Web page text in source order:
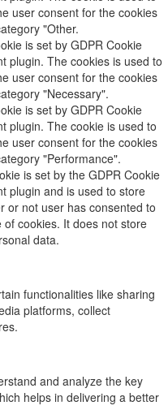
user consent for the cookies
"Other.
is set by GDPR Cookie
plugin. The cookies is used to
user consent for the cookies
"Necessary".
is set by GDPR Cookie
plugin. The cookie is used to
user consent for the cookies
"Performance".
is set by the GDPR Cookie
plugin and is used to store
or not user has consented to
of cookies. It does not store
data.
functionalities like sharing
platforms, collect
and analyze the key
helps in delivering a better